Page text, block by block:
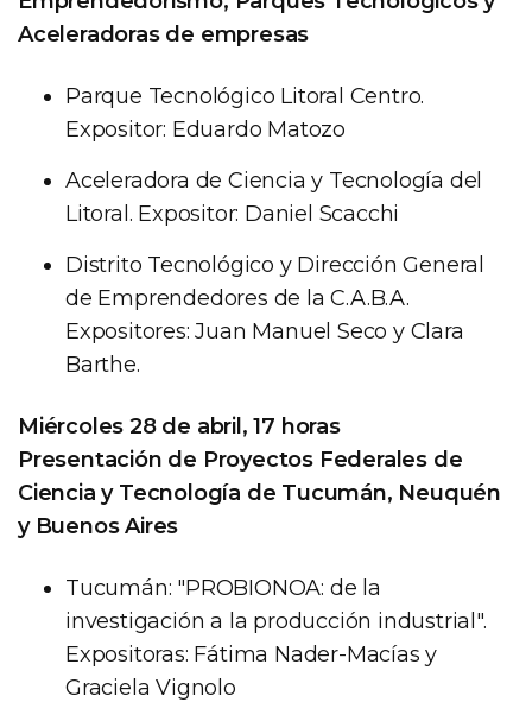
Aceleradoras de empresas
Parque Tecnológico Litoral Centro.
Expositor: Eduardo Matozo
Aceleradora de Ciencia y Tecnología del
Litoral. Expositor: Daniel Scacchi
Distrito Tecnológico y Dirección General
de Emprendedores de la C.A.B.A.
Expositores: Juan Manuel Seco y Clara
Barthe.
Miércoles 28 de abril, 17 horas
Presentación de Proyectos Federales de
Ciencia y Tecnología de Tucumán, Neuquén
y Buenos Aires
Tucumán: "PROBIONOA: de la
investigación a la producción industrial".
Expositoras: Fátima Nader-Macías y
Graciela Vignolo